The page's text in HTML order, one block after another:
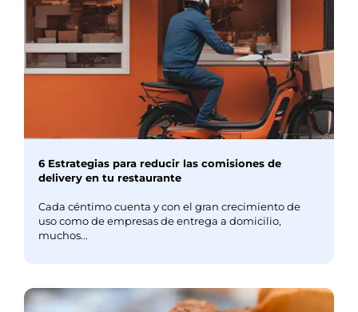
6 Estrategias para reducir las comisiones de
delivery en tu restaurante
Cada céntimo cuenta y con el gran crecimiento de
uso como de empresas de entrega a domicilio,
muchos...